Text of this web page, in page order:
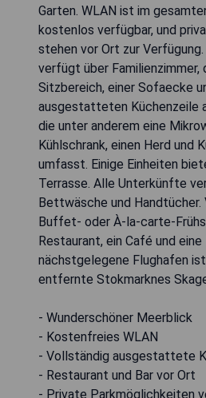
Garten. WLAN ist im
kostenlos verfügbar, und
stehen vor Ort zur
verfügt über Familienzimmer,
Sitzbereich, einer Sofaecke
ausgestatteten Küchenzeile
die unter anderem eine
Kühlschrank, einen Herd und
umfasst. Einige Einheiten
Terrasse. Alle Unterkünfte
Bettwäsche und Handtücher.
Buffet- oder À-la-carte-
Restaurant, ein Café und
nächstgelegene Flughafen
entfernte Stokmarknes
- Wunderschöner Meerblick
- Kostenfreies WLAN
- Vollständig ausgestattete
- Restaurant und Bar vor Ort
- Private Parkmöglichkeiten